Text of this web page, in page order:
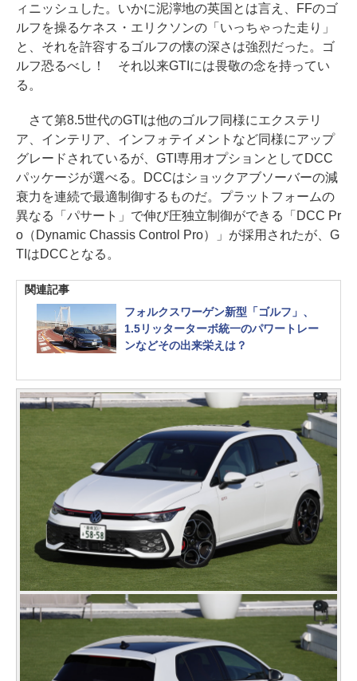
ィニッシュした。いかに泥濘地の英国とは言え、FFのゴ
ルフを操るケネス・エリクソンの「いっちゃった走り」
と、それを許容するゴルフの懐の深さは強烈だった。ゴ
ルフ恐るべし！ それ以来GTIには畏敬の念を持ってい
る。
さて第8.5世代のGTIは他のゴルフ同様にエクステリ
ア、インテリア、インフォテイメントなど同様にアップ
グレードされているが、GTI専用オプションとしてDCC
パッケージが選べる。DCCはショックアブソーバーの減
衰力を連続で最適制御するものだ。プラットフォームの
異なる「パサート」で伸び圧独立制御ができる「DCC Pr
o（Dynamic Chassis Control Pro）」が採用されたが、G
TIはDCCとなる。
関連記事
フォルクスワーゲン新型「ゴルフ」、
1.5リッターターボ統一のパワートレー
ンなどその出来栄えは？